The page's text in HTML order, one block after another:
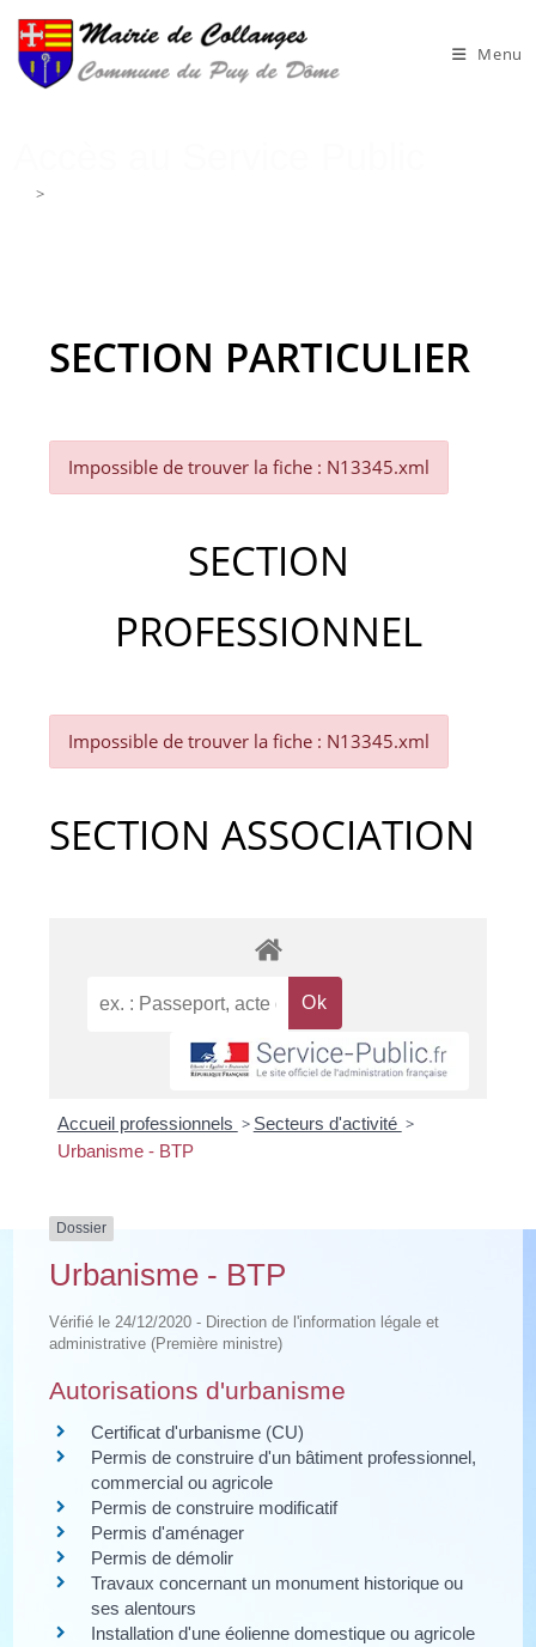
Skip
content
Menu
>
SECTION PARTICULIER
Impossible de trouver la fiche : N13345.xml
SECTION
PROFESSIONNEL
Impossible de trouver la fiche : N13345.xml
SECTION ASSOCIATION
Accueil professionnels > Secteurs d'activité >
Urbanisme - BTP
Dossier
Urbanisme - BTP
Vérifié le 24/12/2020 - Direction de l'information légale et
administrative (Première ministre)
Autorisations d'urbanisme
Certificat d'urbanisme (CU)
Permis de construire d'un bâtiment professionnel,
commercial ou agricole
Permis de construire modificatif
Permis d'aménager
Permis de démolir
Travaux concernant un monument historique ou
ses alentours
Installation d'une éolienne domestique ou agricole